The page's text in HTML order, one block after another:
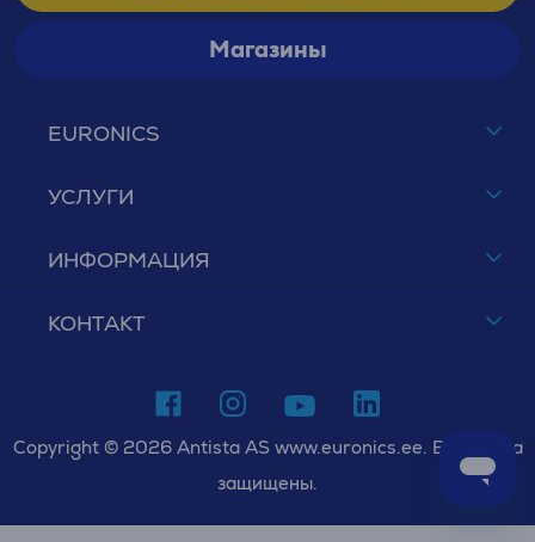
EURONICS
УСЛУГИ
ИНФОРМАЦИЯ
КОНТАКТ
Магазины
Copyright © 2026 Antista AS www.euronics.ee. Все права
защищены.